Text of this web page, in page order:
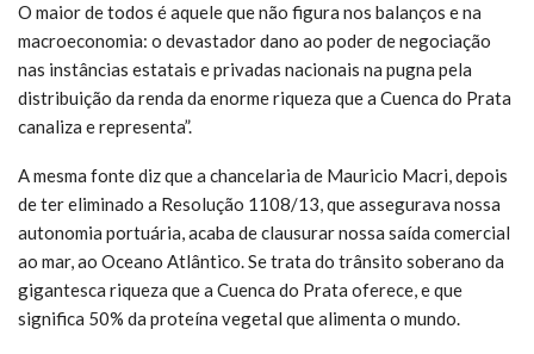
O maior de todos é aquele que não figura nos balanços e na
macroeconomia: o devastador dano ao poder de negociação
nas instâncias estatais e privadas nacionais na pugna pela
distribuição da renda da enorme riqueza que a Cuenca do Prata
canaliza e representa”.
A mesma fonte diz que a chancelaria de Mauricio Macri, depois
de ter eliminado a Resolução 1108/13, que assegurava nossa
autonomia portuária, acaba de clausurar nossa saída comercial
ao mar, ao Oceano Atlântico. Se trata do trânsito soberano da
gigantesca riqueza que a Cuenca do Prata oferece, e que
significa 50% da proteína vegetal que alimenta o mundo.